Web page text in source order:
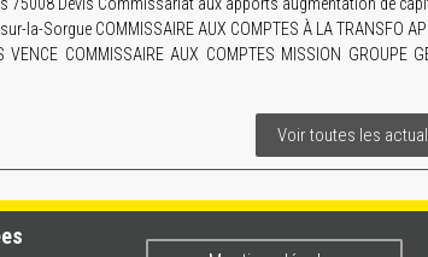
la-Sorgue COMMISSAIRE AUX COMPTES À LA TRANSFO
VENCE COMMISSAIRE AUX COMPTES MISSION GROUPE
Voir toutes les